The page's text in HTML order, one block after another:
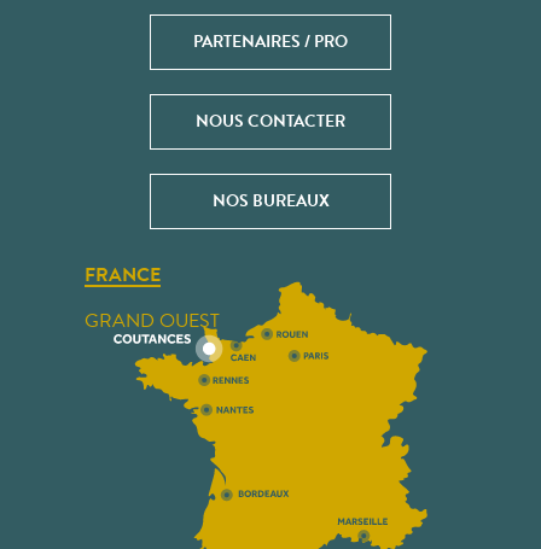
PARTENAIRES / PRO
NOUS CONTACTER
NOS BUREAUX
FRANCE
GRAND OUEST